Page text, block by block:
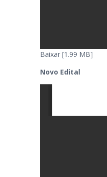
Baixar [1.99 MB]
Novo Edital